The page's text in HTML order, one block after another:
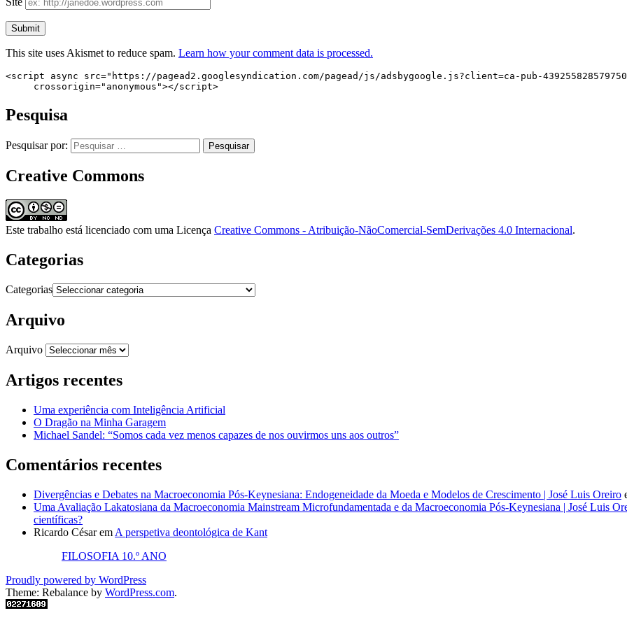
This site uses Akismet to reduce spam. Learn how your comment data is processed.
<script async src="https://pagead2.googlesyndication.com/pagead/js/adsbygoogle.js?client=ca-pub-
     crossorigin="anonymous"></script>
Pesquisa
Pesquisar por:
Creative Commons
Este trabalho está licenciado com uma Licença Creative Commons - Atribuição-NãoComercial-SemDerivações 4.0 Internacional.
Categorias
Categorias
Arquivo
Arquivo
Artigos recentes
Uma experiência com Inteligência Artificial
O Dragão na Minha Garagem
Michael Sandel: “Somos cada vez menos capazes de nos ouvirmos uns aos outros”
Comentários recentes
Divergências e Debates na Macroeconomia Pós-Keynesiana: Endogeneidade da Moeda e Modelos de Crescimento | José Luis Oreiro
Uma Avaliação Lakatosiana da Macroeconomia Mainstream Microfundamentada e da Macroeconomia Pós-Keynesiana | José Luis
científicas?
Ricardo Césarem A perspetiva deontológica de Kant
FILOSOFIA 10.º ANO
Proudly powered by WordPress
Theme: Rebalance by WordPress.com.